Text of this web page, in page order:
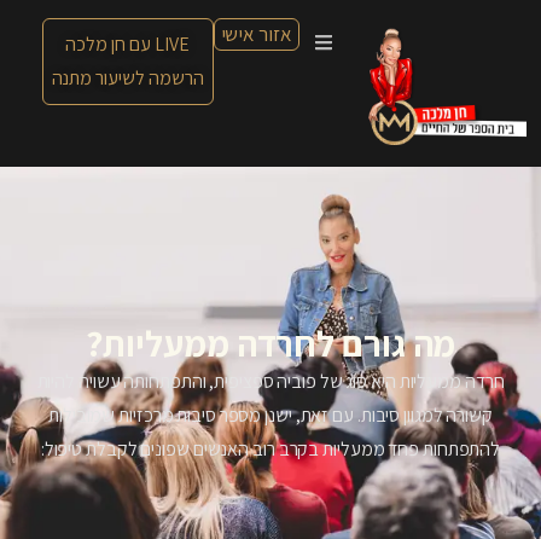
אזור אישי
LIVE עם חן מלכה
הרשמה לשיעור מתנה
מה גורם לחרדה ממעליות?
חרדה ממעליות היא סוג של פוביה ספציפית, והתפתחותה עשויה להיות
קשורה למגוון סיבות. עם זאת, ישנן מספר סיבות מרכזיות שמובילות
להתפתחות פחד ממעליות בקרב רוב האנשים שפונים לקבלת טיפול: